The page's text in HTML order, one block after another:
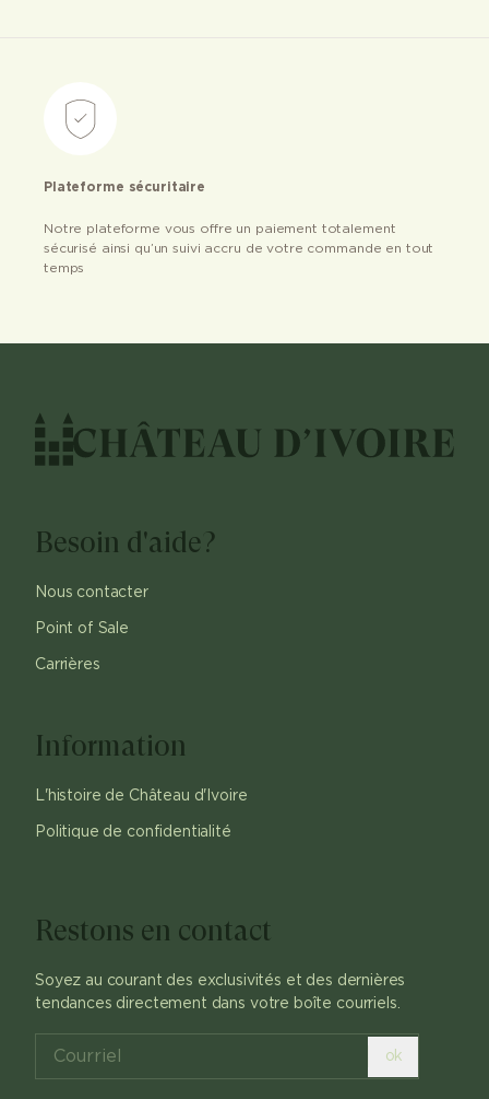
Plateforme sécuritaire
Notre plateforme vous offre un paiement totalement
sécurisé ainsi qu’un suivi accru de votre commande en tout
temps
Besoin d'aide?
Nous contacter
Point of Sale
Carrières
Information
L'histoire de Château d'Ivoire
Politique de confidentialité
Restons en contact
Soyez au courant des exclusivités et des dernières
tendances directement dans votre boîte courriels.
ok